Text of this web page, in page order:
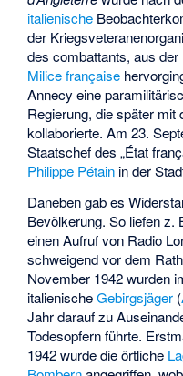
italienische
der
des combattants, aus
Milice française
Annecy eine
Regierung, die später mit
kollaborierte. Am 23.
Staatschef des „État
Philippe Pétain in der
Daneben gab es
Bevölkerung. So liefen z.
einen Aufruf von Radio
schweigend vor dem
November 1942 wurden
italienischeGebirgsjäger (
Jahr darauf zu
Todesopfern führte.
1942 wurde die örtliche